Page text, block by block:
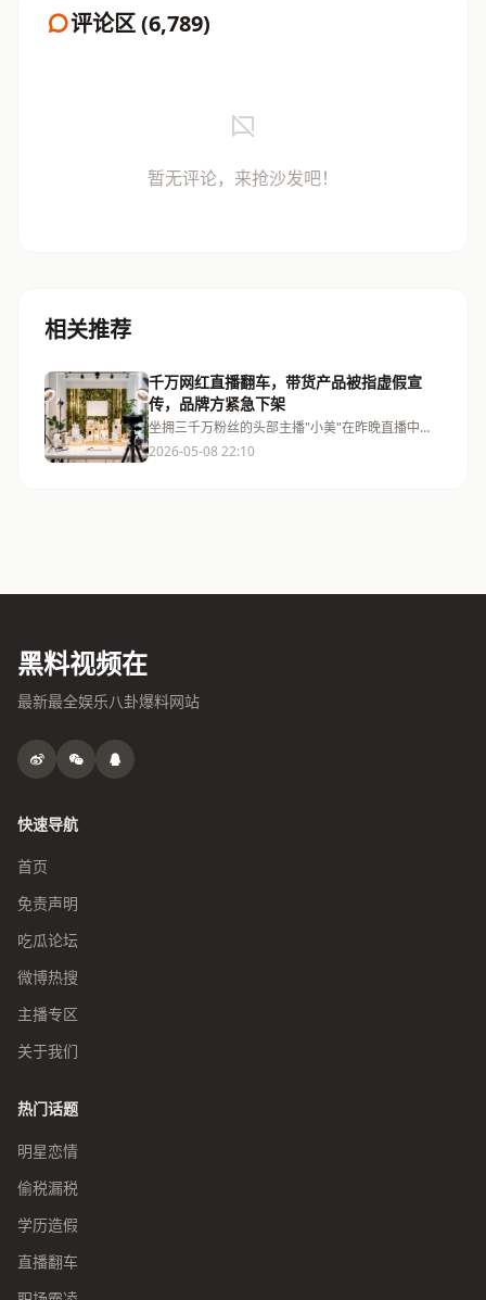
评论区 (6,789)
暂无评论，来抢沙发吧！
相关推荐
千万网红直播翻车，带货产品被指虚假宣
传，品牌方紧急下架
坐拥三千万粉丝的头部主播"小美"在昨晚直播中推
荐的一款美容仪被消费者投诉涉嫌虚假宣传，相关
品牌已紧急下架该产品。
2026-05-08 22:10
黑料视频在
最新最全娱乐八卦爆料网站
快速导航
首页
免责声明
吃瓜论坛
微博热搜
主播专区
关于我们
热门话题
明星恋情
偷税漏税
学历造假
直播翻车